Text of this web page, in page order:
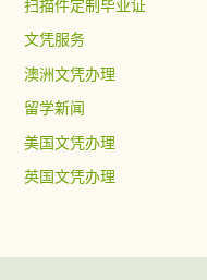
扫描件定制毕业证
文凭服务
澳洲文凭办理
留学新闻
美国文凭办理
英国文凭办理